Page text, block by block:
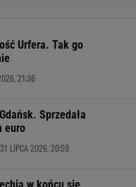
Urfera. Tak go
21:36
Sprzedała
euro
31 LIPCA 2026, 20:59